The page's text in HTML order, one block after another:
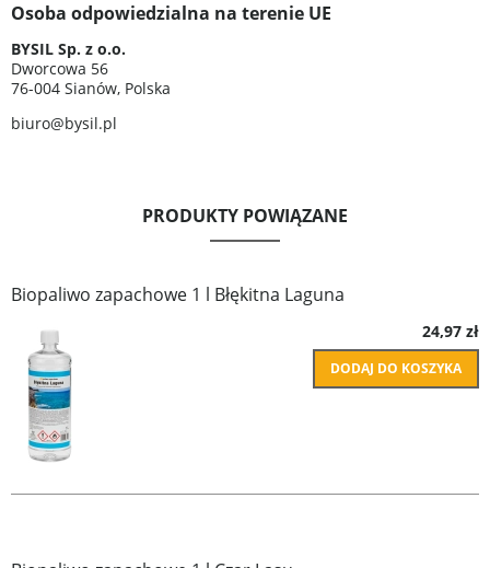
Osoba odpowiedzialna na terenie UE
BYSIL Sp. z o.o.
Dworcowa 56
76-004 Sianów, Polska
biuro@bysil.pl
PRODUKTY POWIĄZANE
Biopaliwo zapachowe 1 l Błękitna Laguna
24,97 zł
DODAJ DO KOSZYKA